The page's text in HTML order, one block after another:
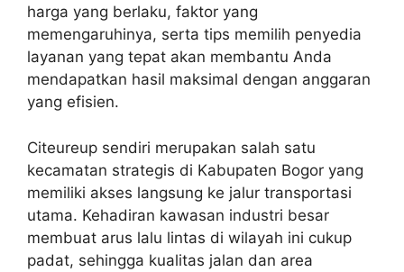
harga yang berlaku, faktor yang
memengaruhinya, serta tips memilih penyedia
layanan yang tepat akan membantu Anda
mendapatkan hasil maksimal dengan anggaran
yang efisien.
Citeureup sendiri merupakan salah satu
kecamatan strategis di Kabupaten Bogor yang
memiliki akses langsung ke jalur transportasi
utama. Kehadiran kawasan industri besar
membuat arus lalu lintas di wilayah ini cukup
padat, sehingga kualitas jalan dan area